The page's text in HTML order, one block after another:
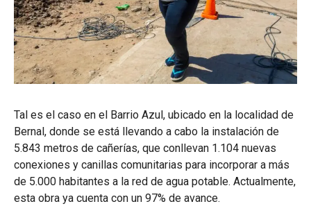
Tal es el caso en el Barrio Azul, ubicado en la localidad de
Bernal, donde se está llevando a cabo la instalación de
5.843 metros de cañerías, que conllevan 1.104 nuevas
conexiones y canillas comunitarias para incorporar a más
de 5.000 habitantes a la red de agua potable. Actualmente,
esta obra ya cuenta con un 97% de avance.